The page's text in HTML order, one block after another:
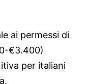
ai permessi di
€3.400)
per italiani